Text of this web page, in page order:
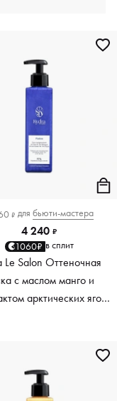
₽ для бьюти-мастера
4 240 ₽
1060₽ в сплит
Le Salon Оттеночная
с маслом манго и
арктических ягод